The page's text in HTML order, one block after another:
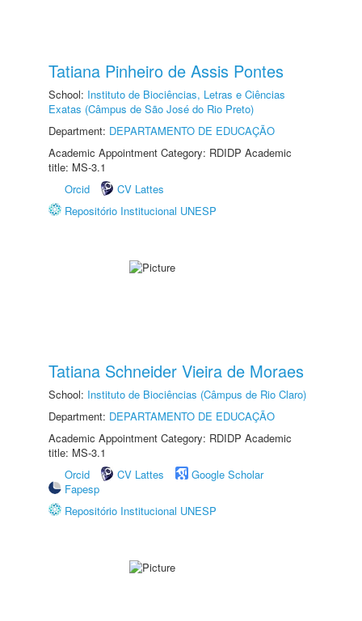
Tatiana Pinheiro de Assis Pontes
School: Instituto de Biociências, Letras e Ciências
Exatas (Câmpus de São José do Rio Preto)
Department: DEPARTAMENTO DE EDUCAÇÃO
Academic Appointment Category: RDIDP Academic
title: MS-3.1
Orcid
CV Lattes
Repositório Institucional UNESP
Tatiana Schneider Vieira de Moraes
School: Instituto de Biociências (Câmpus de Rio Claro)
Department: DEPARTAMENTO DE EDUCAÇÃO
Academic Appointment Category: RDIDP Academic
title: MS-3.1
Orcid
CV Lattes
Google Scholar
Fapesp
Repositório Institucional UNESP